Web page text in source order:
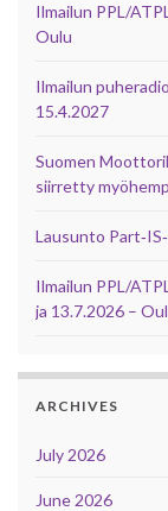
Ilmailun PPL/
Oulu
Ilmailun
15.4.2027
Suomen
siirretty
Lausunto
Ilmailun PPL/
ja 13.7.2026 –
ARCHIVES
July 2026
June 2026